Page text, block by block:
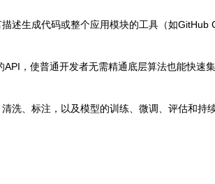
述生成代码或整个应用模块的工具（如GitHub
，使普通开发者无需精通底层算法也能快速
洗、标注，以及模型的训练、微调、评估和持